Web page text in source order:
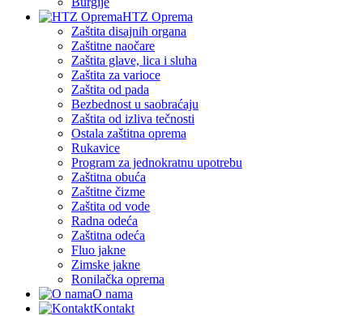
HTZ Oprema
Zaštita disajnih organa
Zaštitne naočare
Zaštita glave, lica i sluha
Zaštita za varioce
Zaštita od pada
Bezbednost u saobraćaju
Zaštita od izliva tečnosti
Ostala zaštitna oprema
Rukavice
Program za jednokratnu upotrebu
Zaštitna obuća
Zaštitne čizme
Zaštita od vode
Radna odeća
Zaštitna odeća
Fluo jakne
Zimske jakne
Ronilačka oprema
O nama
Kontakt